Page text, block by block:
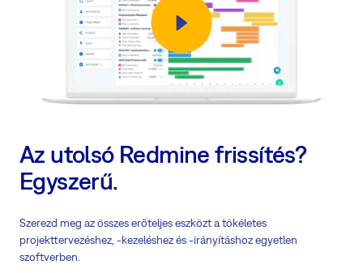
Az utolsó Redmine frissítés?
Egyszerű.
Szerezd meg az összes erőteljes eszközt a tökéletes
projekttervezéshez, -kezeléshez és -irányításhoz egyetlen
szoftverben.